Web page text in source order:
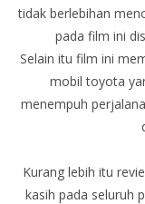
tidak berlebihan
pada film ini
Selain itu film ini
mobil toyota
menempuh
Kurang lebih itu
kasih pada seluruh